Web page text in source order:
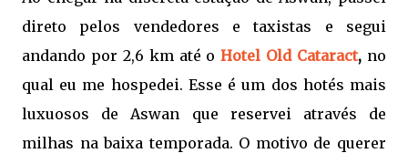
direto pelos vendedores e taxistas e segui
andando por 2,6 km até oHotel Old Cataract, no
qual eu me hospedei. Esse é um dos hotés mais
luxuosos de Aswan que reservei através de
milhas na baixa temporada. O motivo de querer